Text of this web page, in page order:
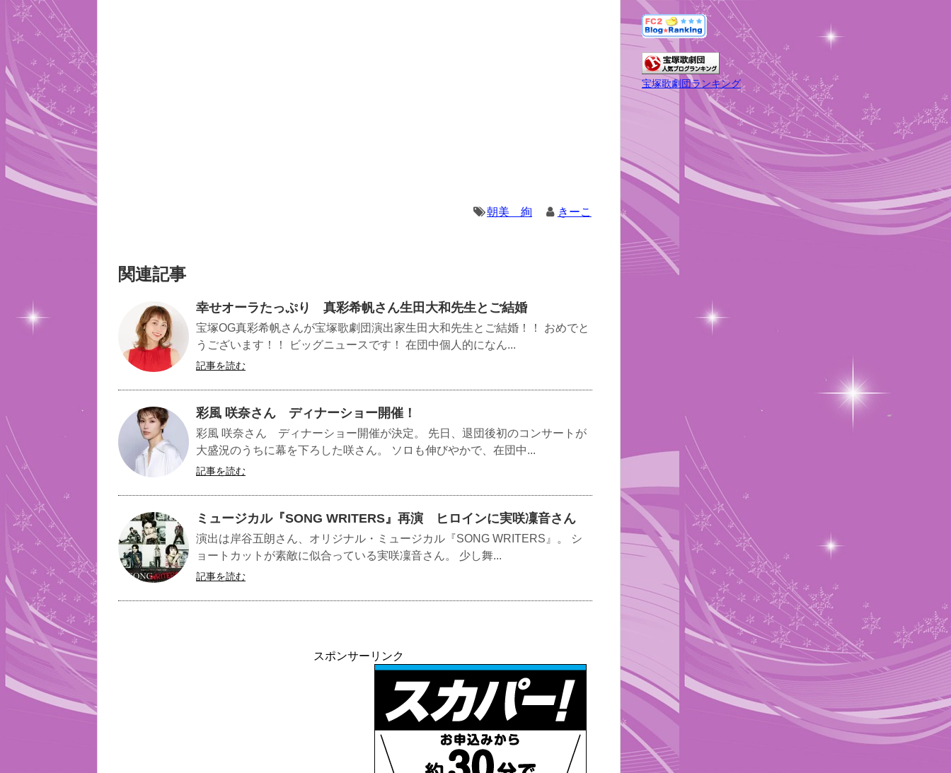
朝美 絢 きーこ
関連記事
幸せオーラたっぷり 真彩希帆さん生田大和先生とご結婚
宝塚OG真彩希帆さんが宝塚歌劇団演出家生田大和先生とご結婚！！ おめでと
うございます！！ ビッグニュースです！ 在団中個人的になん...
記事を読む
彩風 咲奈さん ディナーショー開催！
彩風 咲奈さん ディナーショー開催が決定。 先日、退団後初のコンサートが
大盛況のうちに幕を下ろした咲さん。 ソロも伸びやかで、在団中...
記事を読む
ミュージカル『SONG WRITERS』再演 ヒロインに実咲凜音さん
演出は岸谷五朗さん、オリジナル・ミュージカル『SONG WRITERS』。 シ
ョートカットが素敵に似合っている実咲凜音さん。 少し舞...
記事を読む
スポンサーリンク
宝塚歌劇団ランキング